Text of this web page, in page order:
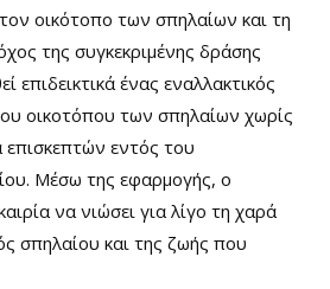
οικότοπο των σπηλαίων και τη
της συγκεκριμένης δράσης
επιδεικτικά ένας εναλλακτικός
οικοτόπου των σπηλαίων χωρίς
εντός του
Μέσω της εφαρμογής, ο
να νιώσει για λίγο τη χαρά
σπηλαίου και της ζωής που